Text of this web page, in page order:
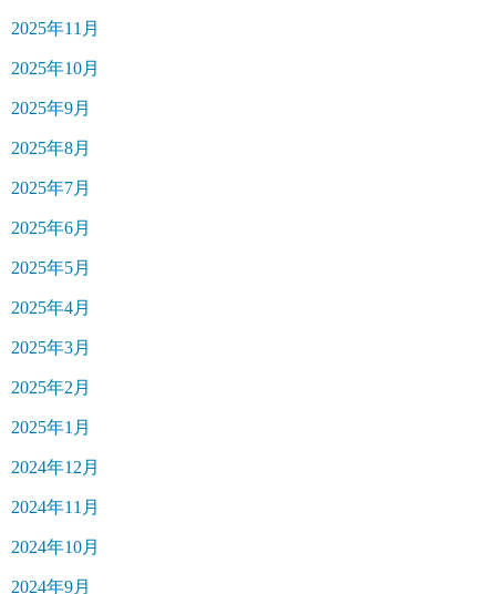
2025年11月
2025年10月
2025年9月
2025年8月
2025年7月
2025年6月
2025年5月
2025年4月
2025年3月
2025年2月
2025年1月
2024年12月
2024年11月
2024年10月
2024年9月